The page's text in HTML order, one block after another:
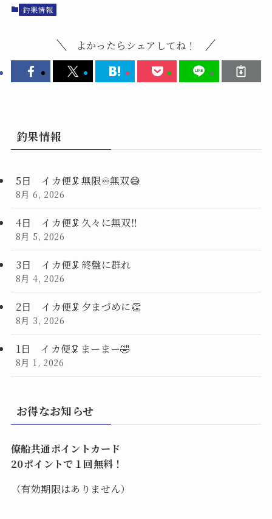
釣果情報
よかったらシェアしてね！
釣果情報
5日 イカ便🦑無限♾️無双😅
8月 6, 2026
4日 イカ便🦑久々に無双‼️
8月 5, 2026
3日 イカ便🦑終盤に群れ
8月 4, 2026
2日 イカ便🦑夕まづめに👏
8月 3, 2026
1日 イカ便🦑まーまー🤣
8月 1, 2026
お得なお知らせ
僚船共通ポイントカード
20ポイントで１回無料！
（有効期限はありません）